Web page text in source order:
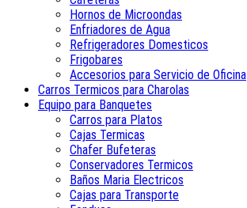
Hornos de Microondas
Enfriadores de Agua
Refrigeradores Domesticos
Frigobares
Accesorios para Servicio de Oficina
Carros Termicos para Charolas
Equipo para Banquetes
Carros para Platos
Cajas Termicas
Chafer Bufeteras
Conservadores Termicos
Baños Maria Electricos
Cajas para Transporte